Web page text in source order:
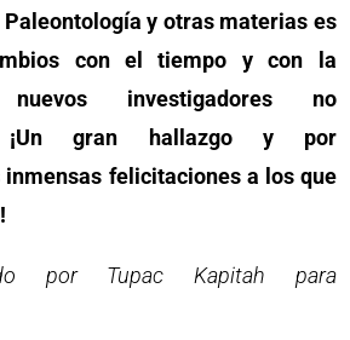
y otras materias es
con el tiempo y con la
investigadores no
¡Un gran hallazgo y por
felicitaciones a los que
por Tupac Kapitah para